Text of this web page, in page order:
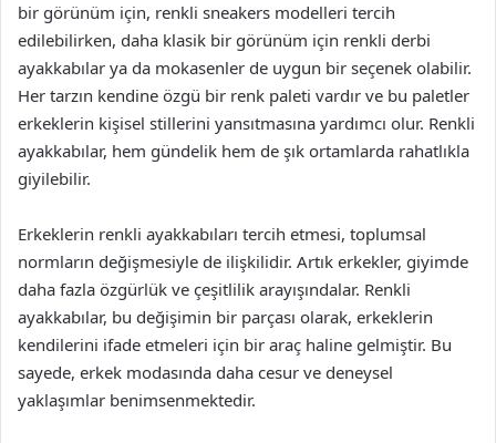
bir görünüm için, renkli sneakers modelleri tercih
edilebilirken, daha klasik bir görünüm için renkli derbi
ayakkabılar ya da mokasenler de uygun bir seçenek olabilir.
Her tarzın kendine özgü bir renk paleti vardır ve bu paletler
erkeklerin kişisel stillerini yansıtmasına yardımcı olur. Renkli
ayakkabılar, hem gündelik hem de şık ortamlarda rahatlıkla
giyilebilir.
Erkeklerin renkli ayakkabıları tercih etmesi, toplumsal
normların değişmesiyle de ilişkilidir. Artık erkekler, giyimde
daha fazla özgürlük ve çeşitlilik arayışındalar. Renkli
ayakkabılar, bu değişimin bir parçası olarak, erkeklerin
kendilerini ifade etmeleri için bir araç haline gelmiştir. Bu
sayede, erkek modasında daha cesur ve deneysel
yaklaşımlar benimsenmektedir.